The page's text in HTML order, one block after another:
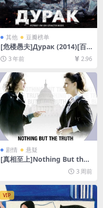
其他 豆瓣榜单
[危楼愚夫]Дурак (2014)[百
度网盘+夸克网盘1080P超清
未删减资源][网盘在线播放/下
载][MP4/7.6GB][中文字幕]
3 年前 2.96
剧情 悬疑
[真相至上]Nothing But the
Truth (2008)[百度网盘+夸克
网盘1080P超清未删减资源]
[网盘在线播放/下载][MP4/7G
B][中英字幕]
3 周前
VIP